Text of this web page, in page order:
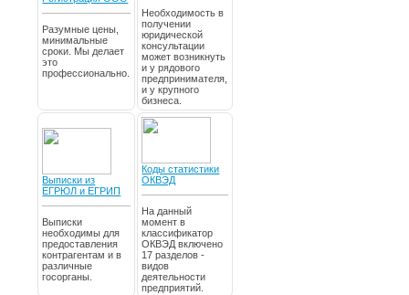
Разумные цены,
минимальные
сроки. Мы делает
это
профессионально.
Необходимость в
получении
юридической
консультации
может возникнуть
и у рядового
предпринимателя,
и у крупного
бизнеса.
Выписки из
ЕГРЮЛ и ЕГРИП
Выписки
необходимы для
предоставления
контрагентам и в
различные
госорганы.
Коды статистики
ОКВЭД
На данный
момент в
классификатор
ОКВЭД включено
17 разделов -
видов
деятельности
предприятий.